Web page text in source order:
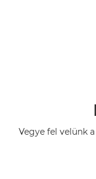
Vegye fel velünk